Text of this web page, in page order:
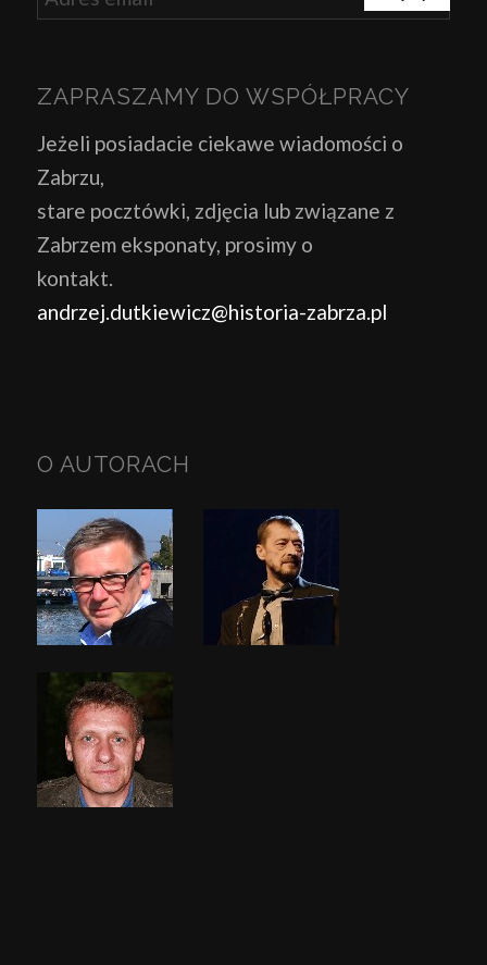
ZAPRASZAMY DO WSPÓŁPRACY
Jeżeli posiadacie ciekawe wiadomości o
Zabrzu,
stare pocztówki, zdjęcia lub związane z
Zabrzem eksponaty, prosimy o
kontakt.
andrzej.dutkiewicz@historia-zabrza.pl
O AUTORACH